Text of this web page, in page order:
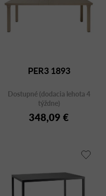
PER3 1893
Dostupné (dodacia lehota 4
týždne)
348,09 €